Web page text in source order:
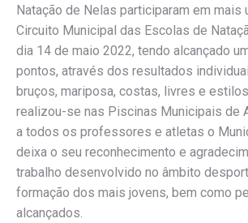
Natação de Nelas participaram em mais
Circuito Municipal das Escolas de
dia 14 de maio 2022, tendo alcançado
pontos, através dos resultados
bruços, mariposa, costas, livres e
realizou-se nas Piscinas Municipais de
a todos os professores e atletas o
deixa o seu reconhecimento e
trabalho desenvolvido no âmbito
formação dos mais jovens, bem como
alcançados.